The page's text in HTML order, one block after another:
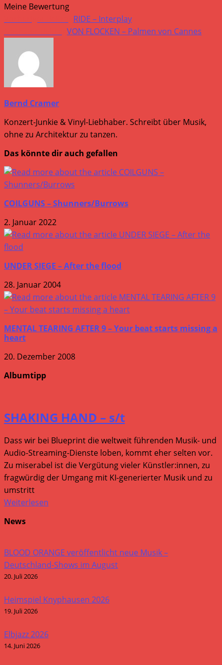
Meine Bewertung
Weitere
Artikel
ansehen
RIDE – Interplay
VON FLOCKEN – Palmen von Cannes
Bernd Cramer
Konzert-Junkie & Vinyl-Liebhaber. Schreibt über Musik,
ohne zu Architektur zu tanzen.
Das könnte dir auch gefallen
COILGUNS – Shunners/Burrows
2. Januar 2022
UNDER SIEGE – After the flood
28. Januar 2004
MENTAL TEARING AFTER 9 – Your beat starts missing a
heart
20. Dezember 2008
Albumtipp
SHAKING HAND – s/t
Dass wir bei Blueprint die weltweit führenden Musik- und
Audio-Streaming-Dienste loben, kommt eher selten vor.
Zu miserabel ist die Vergütung vieler Künstler:innen, zu
fragwürdig der Umgang mit KI-generierter Musik und zu
umstritt
Weiterlesen
News
BLOOD ORANGE veröffentlicht neue Musik –
Deutschland-Shows im August
20. Juli 2026
Heimspiel Knyphausen 2026
19. Juli 2026
Elbjazz 2026
14. Juni 2026